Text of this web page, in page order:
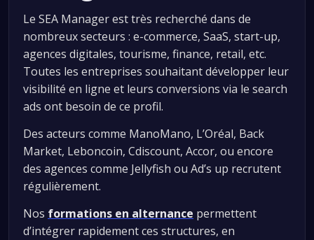
Le SEA Manager est très recherché dans de
nombreux secteurs : e-commerce, SaaS, start-up,
agences digitales, tourisme, finance, retail, etc.
Toutes les entreprises souhaitant développer leur
visibilité en ligne et leurs conversions via le search
ads ont besoin de ce profil.
Des acteurs comme ManoMano, L’Oréal, Back
Market, Leboncoin, Cdiscount, Accor, ou encore
des agences comme Jellyfish ou Ad’s up recrutent
régulièrement.
Nos formations en alternance permettent
d’intégrer rapidement ces structures, en